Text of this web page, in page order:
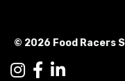
© 2026 Food Racers